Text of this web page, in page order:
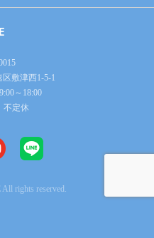
敷津西1-5-1
～18:00
不定休
rights reserved.